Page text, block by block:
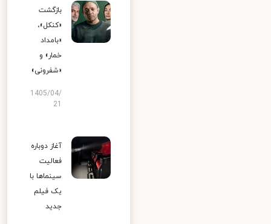
بازگشت
«کنکل»،
«بامداد
خمار» و
«شفرونی»
1405/04/
آغاز دوباره
فعالیت
سینماها با
یک فیلم
جدید